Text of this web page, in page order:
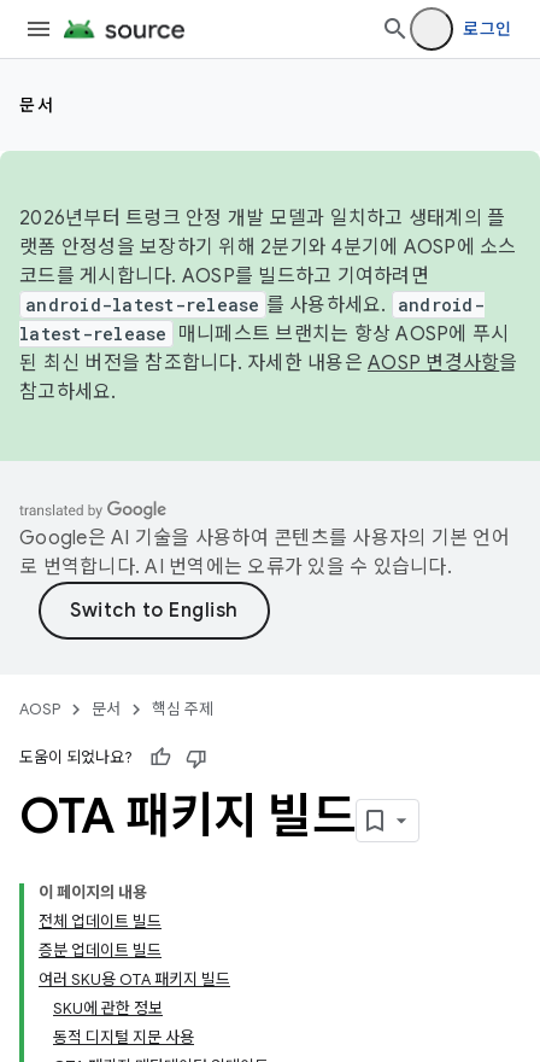
로그인
문서
2026년부터 트렁크 안정 개발 모델과 일치하고 생태계의 플
랫폼 안정성을 보장하기 위해 2분기와 4분기에 AOSP에 소스
코드를 게시합니다. AOSP를 빌드하고 기여하려면
android-latest-release 를 사용하세요.
android-
latest-release
매니페스트 브랜치는 항상 AOSP에 푸시
된 최신 버전을 참조합니다. 자세한 내용은 AOSP 변경사항을
참고하세요.
Google은 AI 기술을 사용하여 콘텐츠를 사용자의 기본 언어
로 번역합니다. AI 번역에는 오류가 있을 수 있습니다.
AOSP 문서 핵심 주제
도움이 되었나요?
OTA 패키지 빌드
이 페이지의 내용
전체 업데이트 빌드
증분 업데이트 빌드
여러 SKU용 OTA 패키지 빌드
SKU에 관한 정보
동적 디지털 지문 사용